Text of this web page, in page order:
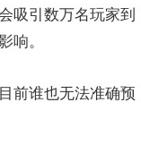
吸引数万名玩家到
响。
前谁也无法准确预